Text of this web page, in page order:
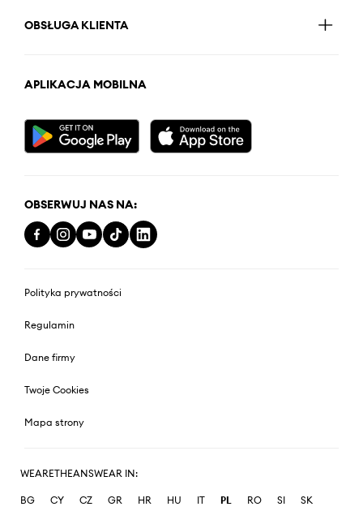
OBSŁUGA KLIENTA
APLIKACJA MOBILNA
OBSERWUJ NAS NA:
Polityka prywatności
Regulamin
Dane firmy
Twoje Cookies
Mapa strony
WEARETHEANSWEAR IN:
BG CY CZ GR HR HU IT PL RO SI SK